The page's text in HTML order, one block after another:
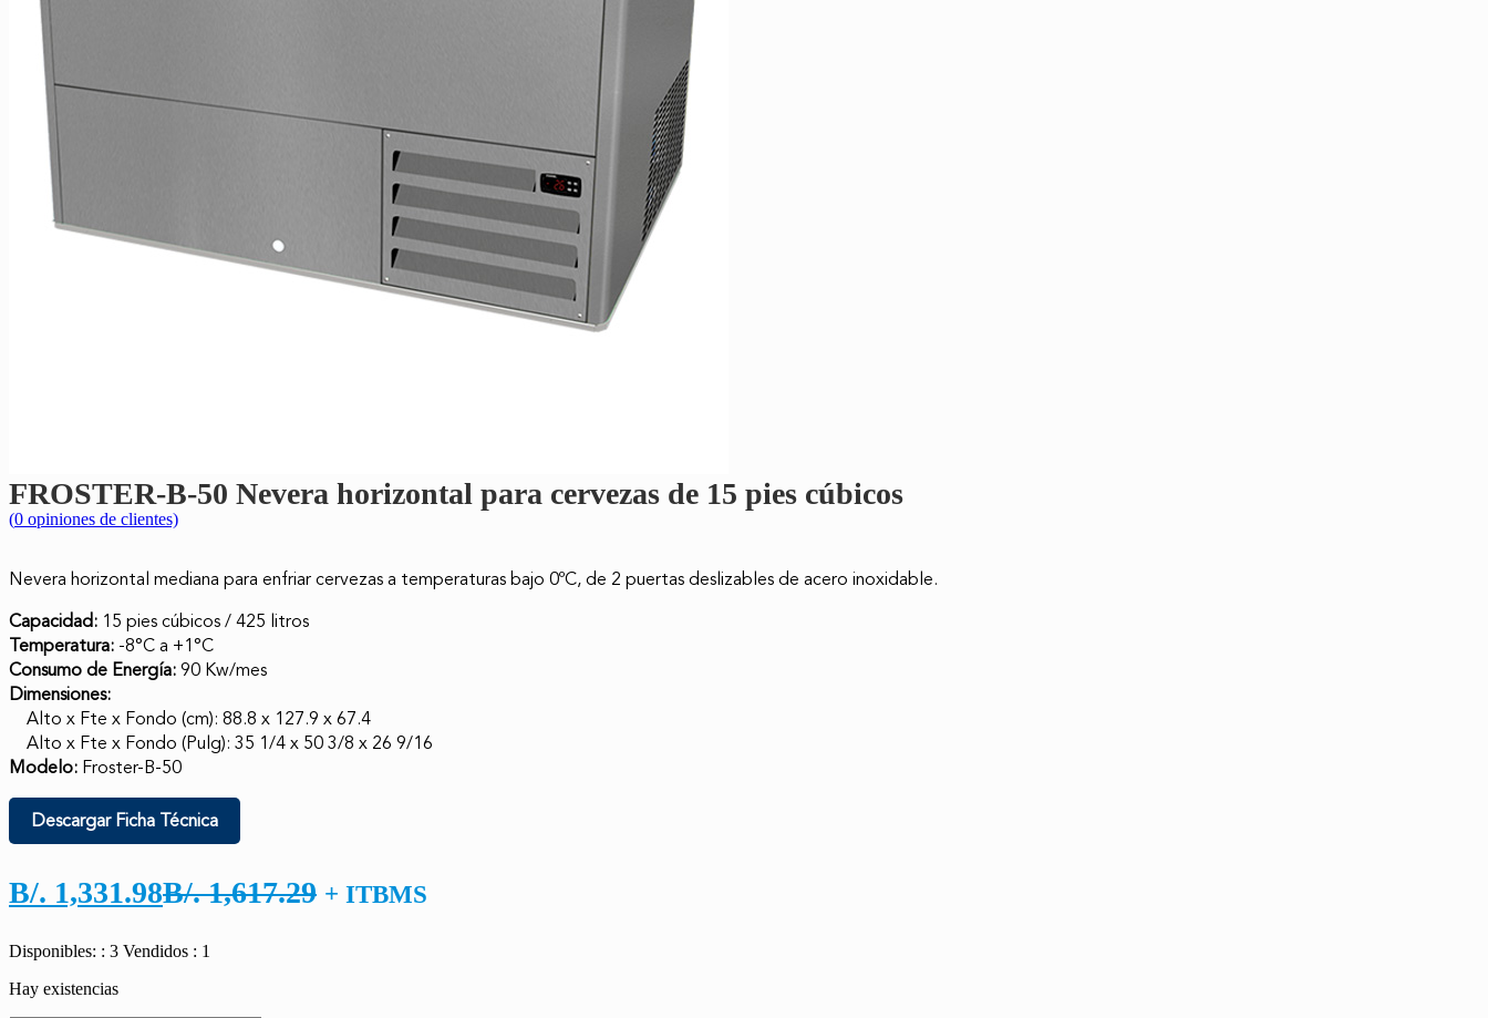
FROSTER-B-50 Nevera horizontal para cervezas de 15 pies cúbicos
(0 opiniones de clientes)
Nevera horizontal mediana para enfriar cervezas a temperaturas bajo 0ºC, de 2 puertas deslizables de acero inoxidable.
Capacidad: 15 pies cúbicos / 425 litros
Temperatura: -8°C a +1°C
Consumo de Energía:90 Kw/mes
Dimensiones:
Alto x Fte x Fondo (cm): 88.8 x 127.9 x 67.4
Alto x Fte x Fondo (Pulg): 35 1/4 x 50 3/8 x 26 9/16
Modelo: Froster-B-50
Descargar Ficha Técnica
B/. 1,331.98El
actual
B/.1,617.29 El
+ ITBMS
Disponibles: : 3 Vendidos : 1
Hay existencias